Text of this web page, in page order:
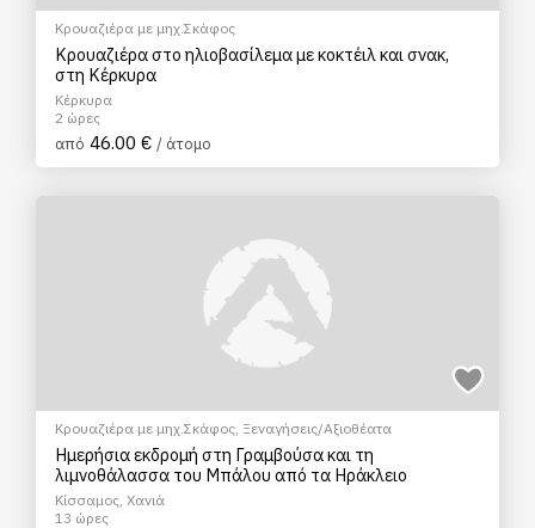
Κρουαζιέρα με μηχ.Σκάφος
Κρουαζιέρα στο ηλιοβασίλεμα με κοκτέιλ και σνακ,
στη Κέρκυρα
Κέρκυρα
2 ώρες
από 46.00 € / άτομο
Κρουαζιέρα με μηχ.Σκάφος, Ξεναγήσεις/Αξιοθέατα
Ημερήσια εκδρομή στη Γραμβούσα και τη
λιμνοθάλασσα του Μπάλου από τα Ηράκλειο
Κίσσαμος, Χανιά
13 ώρες